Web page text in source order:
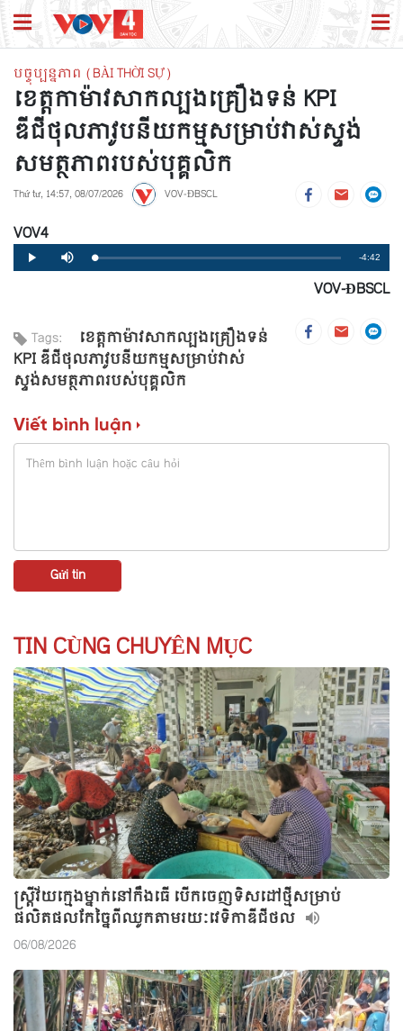
បច្ចុប្បន្នភាព (BÀI THỜI SỰ)
ខេត្តកាម៉ាវសាកល្បងគ្រឿងទន់ KPI
ឌីជីថុលភាវូបនីយកម្មសម្រាប់វាស់ស្ទង់
សមត្ថភាពរបស់បុគ្គលិក
Thứ tư, 14:57, 08/07/2026 VOV-ĐBSCL
VOV4
Play Mute Loaded:
0%
Progress:
0%
Remaining
Time
-4:42
VOV-ĐBSCL
Tags:
ខេត្តកាម៉ាវសាកល្បងគ្រឿងទន់
KPI ឌីជីថុលភាវូបនីយកម្មសម្រាប់វាស់
ស្ទង់សមត្ថភាពរបស់បុគ្គលិក
Viết bình luận
TIN CÙNG CHUYÊN MỤC
ស្ត្រីវ័យក្មេងម្នាក់នៅកឹងធើ បើកចេញទិសដៅថ្មីសម្រាប់
ផលិតផលកែច្នៃពីឈូកតាមរយៈវេទិកាឌីជីថល
06/08/2026